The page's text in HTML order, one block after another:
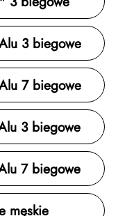
3 biegowe
7 biegowe
3 biegowe
7 biegowe
męskie